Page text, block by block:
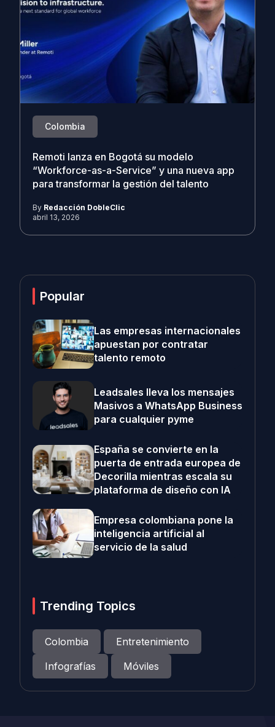
Colombia
Remoti lanza en Bogotá su modelo
“Workforce-as-a-Service” y una nueva app
para transformar la gestión del talento
By Redacción DobleClic
abril 13, 2026
Popular
Las empresas internacionales
apuestan por contratar
talento remoto
Leadsales lleva los mensajes
Masivos a WhatsApp Business
para cualquier pyme
España se convierte en la
puerta de entrada europea de
Decorilla mientras escala su
plataforma de diseño con IA
Empresa colombiana pone la
inteligencia artificial al
servicio de la salud
Trending Topics
Colombia
Entretenimiento
Infografías
Móviles